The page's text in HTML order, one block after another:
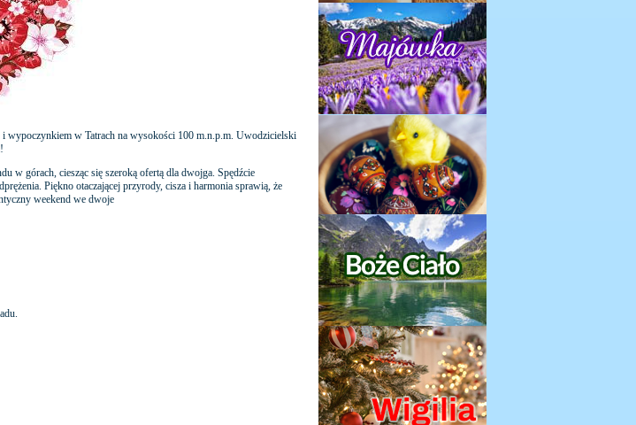
wypoczynkiem w Tatrach na wysokości 100 m.n.p.m. Uwodzicielski
w górach, ciesząc się szeroką ofertą dla dwojga. Spędźcie
Piękno otaczającej przyrody, cisza i harmonia sprawią, że
weekend we dwoje